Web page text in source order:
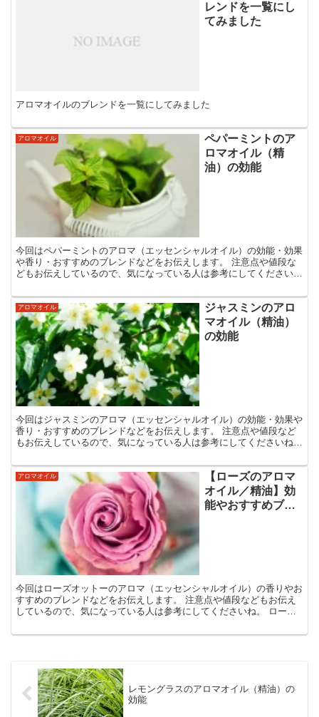
レンドを一覧にし
てみました
アロマオイルのブレンドを一覧にしてみました
アロマオイル
ペパーミントのア
ロマオイル（精
油）の効能
今回はペパーミントのアロマ（エッセンシャルオイル）の効能・効果
や香り・おすすめのブレンドなどをお伝えします。 注意点や値段な
どもお伝えしているので、気になっている人は参考にしてください
アロマオイル
ジャスミンのアロ
マオイル（精油）
の効能
今回はジャスミンのアロマ（エッセンシャルオイル）の効能・効果や
香り・おすすめのブレンドなどをお伝えします。 注意点や値段など
もお伝えしているので、気になっている人は参考にしてくださいね。
アロマオイル
【ローズのアロマ
オイル／精油】効
能やおすすめブレ
今回はローズオットーのアロマ（エッセンシャルオイル）の香りやお
すすめのブレンドなどをお伝えします。 注意点や値段などもお伝え
しているので、気になっている人は参考にしてくださいね。 ローズ
レモングラスのアロマオイル（精油）の
効能